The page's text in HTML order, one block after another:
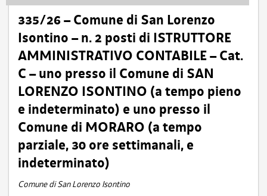
335/26 – Comune di San Lorenzo
Isontino – n. 2 posti di ISTRUTTORE
AMMINISTRATIVO CONTABILE – Cat.
C – uno presso il Comune di SAN
LORENZO ISONTINO (a tempo pieno
e indeterminato) e uno presso il
Comune di MORARO (a tempo
parziale, 30 ore settimanali, e
indeterminato)
Comune di San Lorenzo Isontino